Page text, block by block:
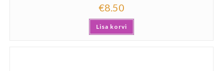
€8.50
Lisa korvi